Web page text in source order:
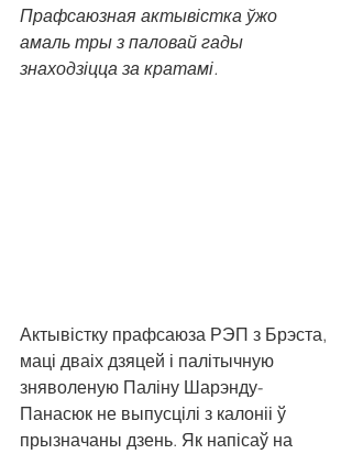
Прафсаюзная актывістка ўжо
амаль тры з паловай гады
знаходзіцца за кратамі.
Актывістку прафсаюза РЭП з Брэста,
маці дваіх дзяцей і палітычную
зняволеную Паліну Шарэнду-
Панасюк не выпусцілі з калоніі ў
прызначаны дзень. Як напісаў на